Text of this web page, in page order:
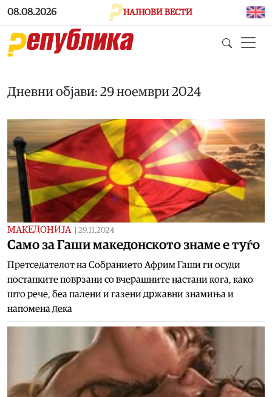
Skip to main content
08.08.2026 НАЈНОВИ ВЕСТИ
Дневни објави: 29 ноември 2024
МАКЕДОНИЈА 29.11.2024
Само за Гаши македонското знаме е туѓо
Претседателот на Собранието Африм Гаши ги осуди
постапките поврзани со вчерашните настани кога, како
што рече, беа палени и газени државни знамиња и
напомена дека